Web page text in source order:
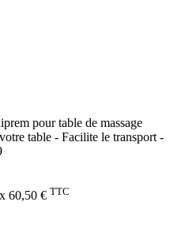
pour table de massage
table - Facilite le transport -
60,50 € TTC